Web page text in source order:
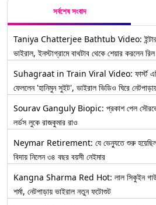
সর্বশেষ সংবাদ
Taniya Chatterjee Bathtub Video: ইন্টারনেটে
ভাইরাল, ইনস্টাগ্রামে বাথটাব থেকে শেয়ার করলেন রিল
Suhagraat in Train Viral Video: ফার্স্ট এসি
ফেললেন 'হানিমুন সুইট', ভাইরাল ভিডিও ঘিরে
Sourav Ganguly Biopic: প্রকাশ পেল সৌরভের
লর্ডস লুকে রাজকুমার রাও
Neymar Retirement: যে ভেন্যুতে শুরু হয়েছিল
বিদায় নিলেন ৩৪ বছর বয়সী নেইমার
Kangna Sharma Red Hot: লাল সিকুইন গাউনে
শর্মা, নেটপাড়ায় ভাইরাল নতুন ফটোশুট